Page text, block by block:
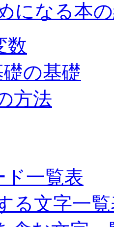
になる本
数
の基礎
方法
ド一覧表
る文字一